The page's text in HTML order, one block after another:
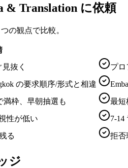
& Translation に依頼
の観点で比較。
抜く プロ
の要求順序/形式と相違
枠、早朝抽選も 最短
性が低い
7-
る 拒否
ジ